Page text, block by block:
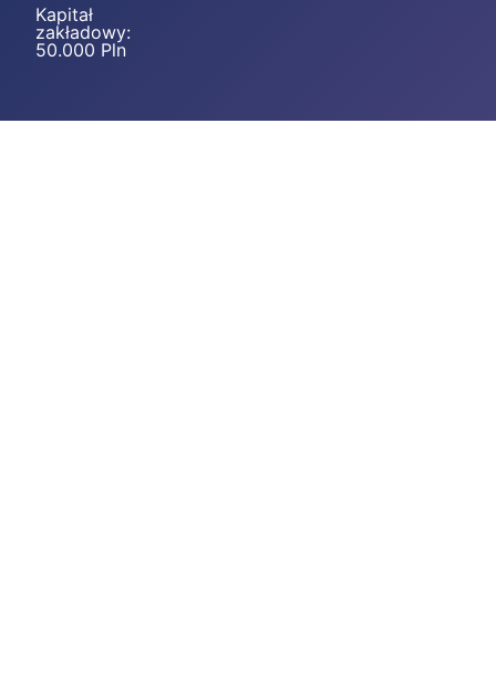
Kapitał
zakładowy:
50.000 Pln